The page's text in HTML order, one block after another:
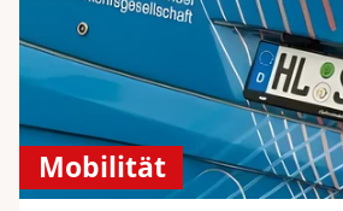
Mobilität